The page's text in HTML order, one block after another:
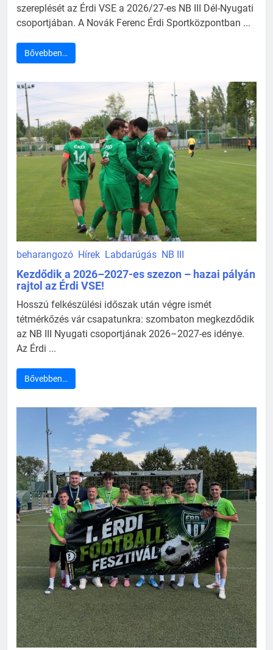
szereplését az Érdi VSE a 2026/27-es NB III Dél-Nyugati
csoportjában. A Novák Ferenc Érdi Sportközpontban ...
Bővebben…
beharangozó Hírek Labdarúgás NB III
Kezdődik a 2026–2027-es szezon – hazai pályán
rajtol az Érdi VSE!
Hosszú felkészülési időszak után végre ismét
tétmérkőzés vár csapatunkra: szombaton megkezdődik
az NB III Nyugati csoportjának 2026–2027-es idénye.
Az Érdi ...
Bővebben…